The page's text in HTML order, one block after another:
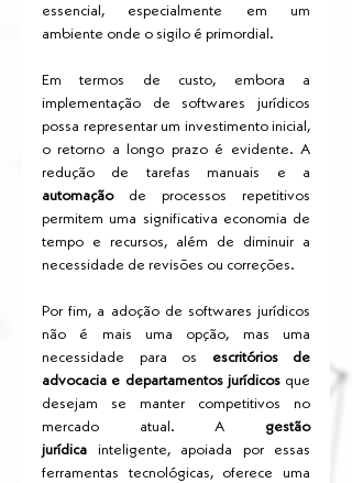
essencial, especialmente em um
ambiente onde o sigilo é primordial.
Em termos de custo, embora a
implementação de softwares jurídicos
possa representar um investimento inicial,
o retorno a longo prazo é evidente. A
automação de processos repetitivos
permitem uma significativa economia de
tempo e recursos, além de diminuir a
necessidade de revisões ou correções.
Por fim, a adoção de softwares jurídicos
não é mais uma opção, mas uma
necessidade para os
escritórios de
advocacia e departamentos jurídicos que
desejam se manter competitivos no
mercado atual. A gestão
jurídica inteligente, apoiada por essas
ferramentas tecnológicas, oferece uma